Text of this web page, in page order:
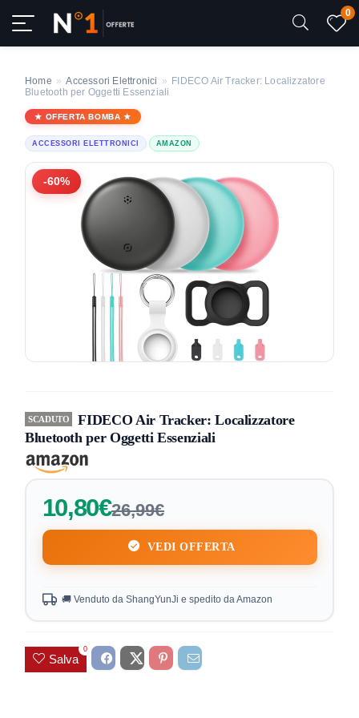
0
Home » Accessori Elettronici » FIDECO Air Tracker: Localizzatore
Bluetooth per Oggetti Essenziali
OFFERTA BOMBA
ACCESSORI ELETTRONICI AMAZON
-60%
SCADUTO
FIDECO Air Tracker: Localizzatore
Bluetooth per Oggetti Essenziali
10,80€26,99€
VEDI OFFERTA
🚚 Venduto da ShangYunJi e spedito da Amazon
Salva
0